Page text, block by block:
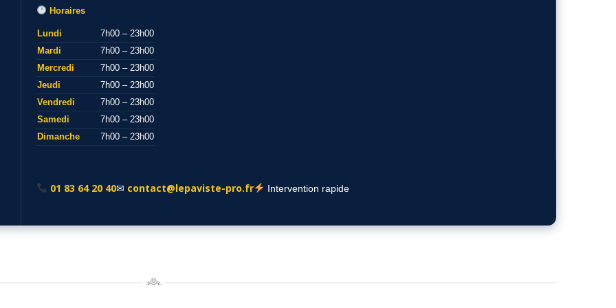
Horaires
Lundi
7h00 – 23h00
Mardi
7h00 – 23h00
Mercredi
7h00 – 23h00
Jeudi
7h00 – 23h00
Vendredi
7h00 – 23h00
Samedi
7h00 – 23h00
Dimanche
7h00 – 23h00
01 83 64 20 40✉ contact@lepaviste-pro.fr Intervention rapide